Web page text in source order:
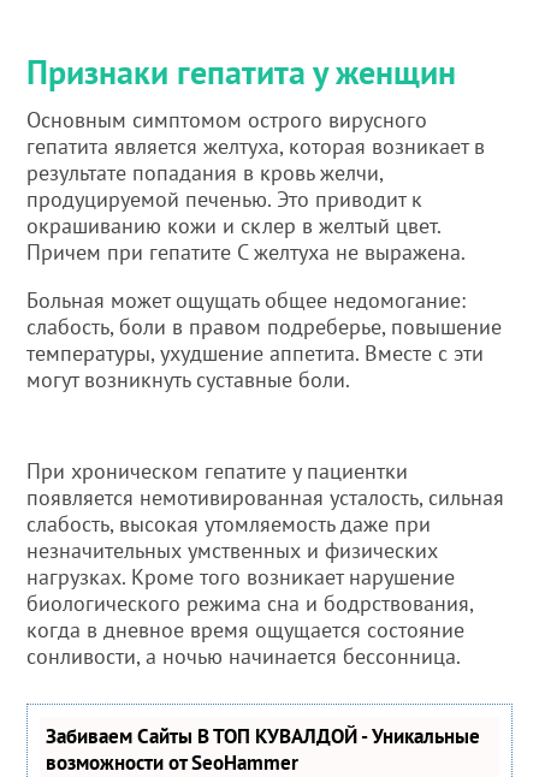
Признаки гепатита у женщин
Основным симптомом острого вирусного
гепатита является желтуха, которая возникает в
результате попадания в кровь желчи,
продуцируемой печенью. Это приводит к
окрашиванию кожи и склер в желтый цвет.
Причем при гепатите С желтуха не выражена.
Больная может ощущать общее недомогание:
слабость, боли в правом подреберье, повышение
температуры, ухудшение аппетита. Вместе с эти
могут возникнуть суставные боли.
При хроническом гепатите у пациентки
появляется немотивированная усталость, сильная
слабость, высокая утомляемость даже при
незначительных умственных и физических
нагрузках. Кроме того возникает нарушение
биологического режима сна и бодрствования,
когда в дневное время ощущается состояние
сонливости, а ночью начинается бессонница.
Забиваем Сайты В ТОП КУВАЛДОЙ - Уникальные
возможности от SeoHammer